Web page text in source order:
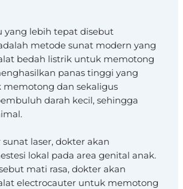
yang lebih tepat disebut
metode sunat modern yang
bedah listrik untuk memotong
panas tinggi yang
memotong dan sekaligus
darah kecil, sehingga
laser, dokter akan
lokal pada area genital anak.
mati rasa, dokter akan
electrocauter untuk memotong